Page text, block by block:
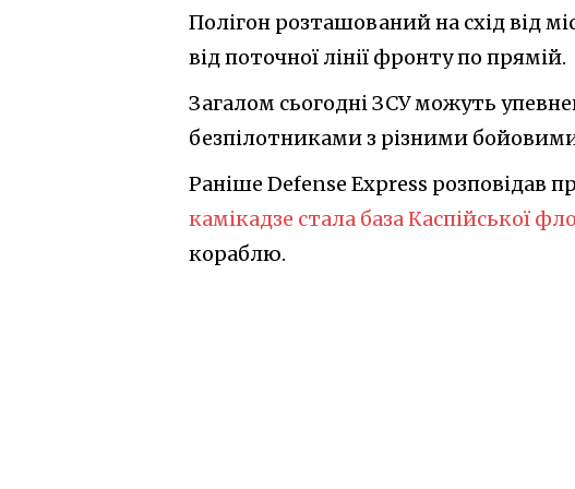
Полігон розташований на схід від
від поточної лінії фронту по прямій.
Загалом сьогодні ЗСУ можуть
безпілотниками з різними
Раніше Defense Express розповідав
камікадзе стала база Каспійської
кораблю.